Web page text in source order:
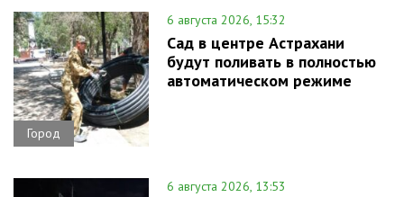
Город
6 августа 2026, 15:32
Сад в центре Астрахани
будут поливать в полностью
автоматическом режиме
6 августа 2026, 13:53